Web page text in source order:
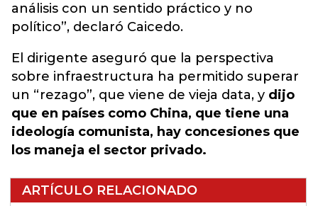
análisis con un sentido práctico y no
político”, declaró Caicedo.
El dirigente aseguró que la perspectiva
sobre infraestructura ha permitido superar
un “rezago”, que viene de vieja data, y dijo
que en países como China, que tiene una
ideología comunista, hay concesiones que
los maneja el sector privado.
ARTÍCULO RELACIONADO